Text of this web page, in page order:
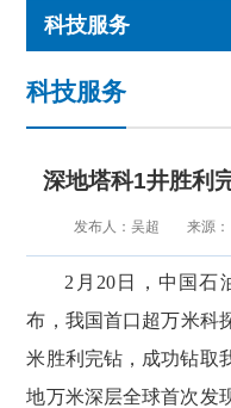
科技服务
科技服务
深地塔科1井胜利
发布人：吴超 来源：
2月20日，中国石
布，我国首口超万米科
米胜利完钻，成功钻取
地万米深层全球首次发